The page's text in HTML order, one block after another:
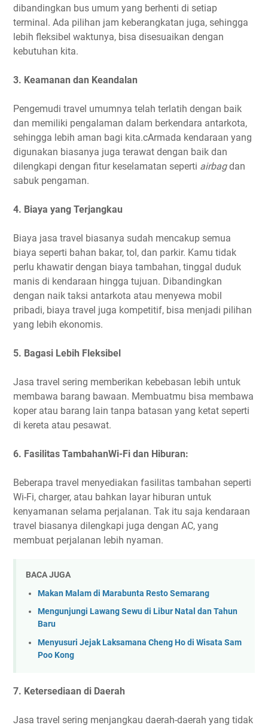
dibandingkan bus umum yang berhenti di setiap
terminal. Ada pilihan jam keberangkatan juga, sehingga
lebih fleksibel waktunya, bisa disesuaikan dengan
kebutuhan kita.
3. Keamanan dan Keandalan
Pengemudi travel umumnya telah terlatih dengan baik
dan memiliki pengalaman dalam berkendara antarkota,
sehingga lebih aman bagi kita.cArmada kendaraan yang
digunakan biasanya juga terawat dengan baik dan
dilengkapi dengan fitur keselamatan seperti airbagdan
sabuk pengaman.
4. Biaya yang Terjangkau
Biaya jasa travel biasanya sudah mencakup semua
biaya seperti bahan bakar, tol, dan parkir. Kamu tidak
perlu khawatir dengan biaya tambahan, tinggal duduk
manis di kendaraan hingga tujuan. Dibandingkan
dengan naik taksi antarkota atau menyewa mobil
pribadi, biaya travel juga kompetitif, bisa menjadi pilihan
yang lebih ekonomis.
5. Bagasi Lebih Fleksibel
Jasa travel sering memberikan kebebasan lebih untuk
membawa barang bawaan. Membuatmu bisa membawa
koper atau barang lain tanpa batasan yang ketat seperti
di kereta atau pesawat.
6. Fasilitas TambahanWi-Fi dan Hiburan:
Beberapa travel menyediakan fasilitas tambahan seperti
Wi-Fi, charger, atau bahkan layar hiburan untuk
kenyamanan selama perjalanan. Tak itu saja kendaraan
travel biasanya dilengkapi juga dengan AC, yang
membuat perjalanan lebih nyaman.
BACA JUGA
Makan Malam di Marabunta Resto Semarang
Mengunjungi Lawang Sewu di Libur Natal dan Tahun
Baru
Menyusuri Jejak Laksamana Cheng Ho di Wisata Sam
Poo Kong
7. Ketersediaan di Daerah
Jasa travel sering menjangkau daerah-daerah yang tidak